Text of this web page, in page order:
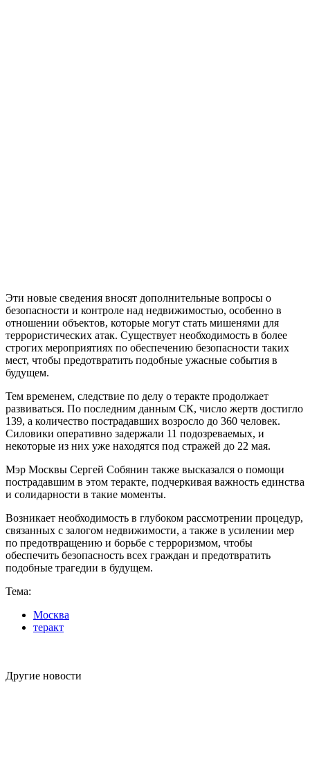
Эти новые сведения вносят дополнительные вопросы о
безопасности и контроле над недвижимостью, особенно в
отношении объектов, которые могут стать мишенями для
террористических атак. Существует необходимость в более
строгих мероприятиях по обеспечению безопасности таких
мест, чтобы предотвратить подобные ужасные события в
будущем.
Тем временем, следствие по делу о теракте продолжает
развиваться. По последним данным СК, число жертв достигло
139, а количество пострадавших возросло до 360 человек.
Силовики оперативно задержали 11 подозреваемых, и
некоторые из них уже находятся под стражей до 22 мая.
Мэр Москвы Сергей Собянин также высказался о помощи
пострадавшим в этом теракте, подчеркивая важность единства
и солидарности в такие моменты.
Возникает необходимость в глубоком рассмотрении процедур,
связанных с залогом недвижимости, а также в усилении мер
по предотвращению и борьбе с терроризмом, чтобы
обеспечить безопасность всех граждан и предотвратить
подобные трагедии в будущем.
Тема:
Москва
теракт
Другие новости